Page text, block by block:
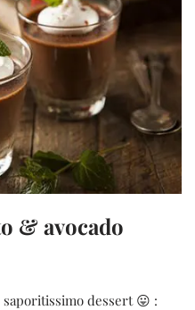
& avocado
dessert 😛 :